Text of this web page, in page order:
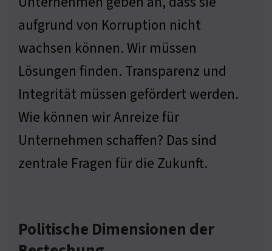
aufgrund von Korruption nicht
wachsen können. Wir müssen
Lösungen finden. Transparenz und
Integrität müssen gefördert werden.
Wie können wir Anreize für
Unternehmen schaffen? Das sind
zentrale Fragen für die Zukunft.
Politische Dimensionen der